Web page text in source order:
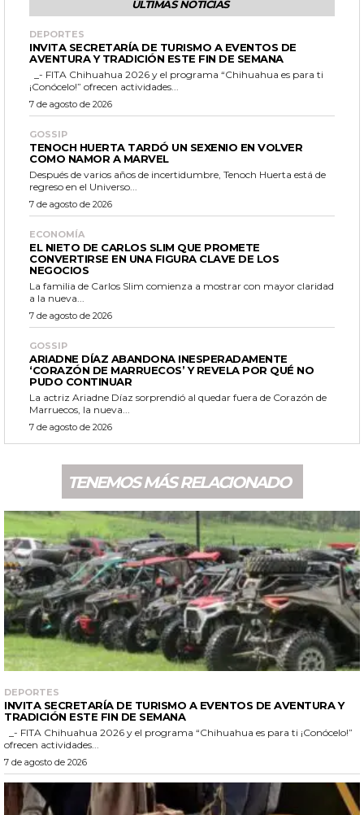
ÚLTIMAS NOTICIAS
DEPORTES
INVITA SECRETARÍA DE TURISMO A EVENTOS DE
AVENTURA Y TRADICIÓN ESTE FIN DE SEMANA
¡Conócelo!” ofrecen actividades...
7 de agosto de 2026
GOSSIP
TENOCH HUERTA TARDÓ UN SEXENIO EN VOLVER
COMO NAMOR A MARVEL
Después de varios años de incertidumbre, Tenoch Huerta está de
regreso en el Universo...
7 de agosto de 2026
ECONOMÍA
EL NIETO DE CARLOS SLIM QUE PROMETE
CONVERTIRSE EN UNA FIGURA CLAVE DE LOS
NEGOCIOS
La familia de Carlos Slim comienza a mostrar con mayor claridad
a la nueva...
7 de agosto de 2026
GOSSIP
ARIADNE DÍAZ ABANDONA INESPERADAMENTE
‘CORAZÓN DE MARRUECOS’ Y REVELA POR QUÉ NO
PUDO CONTINUAR
La actriz Ariadne Díaz sorprendió al quedar fuera de Corazón de
Marruecos, la nueva...
7 de agosto de 2026
TENEMOS MÁS RELACIONADO
DEPORTES
INVITA SECRETARÍA DE TURISMO A EVENTOS DE AVENTURA Y
TRADICIÓN ESTE FIN DE SEMANA
ofrecen actividades...
7 de agosto de 2026